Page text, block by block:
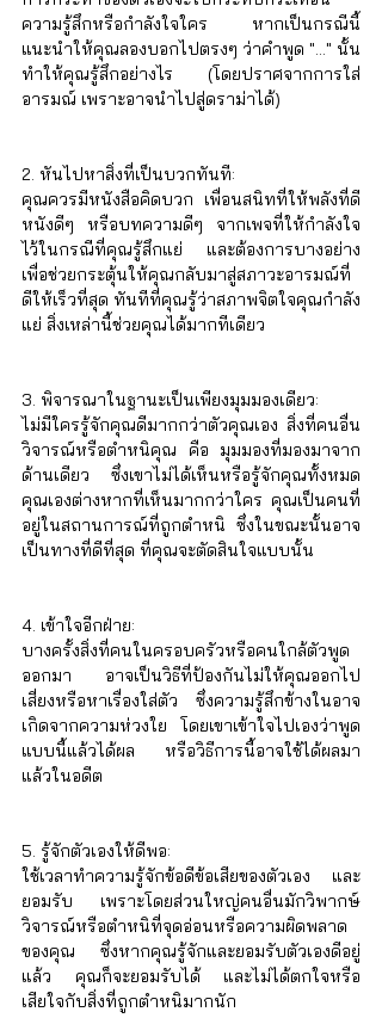
ความรู้สึกหรือกำลังใจใคร หากเป็นกรณีนี้
แนะนำให้คุณลองบอกไปตรงๆ ว่าคำพูด "..." นั้น
ทำให้คุณรู้สึกอย่างไร (โดยปราศจากการใส่
อารมณ์ เพราะอาจนำไปสู่ดราม่าได้)
2. หันไปหาสิ่งที่เป็นบวกทันที:
คุณควรมีหนังสือคิดบวก เพื่อนสนิทที่ให้พลังที่ดี
หนังดีๆ หรือบทความดีๆ จากเพจที่ให้กำลังใจ
ไว้ในกรณีที่คุณรู้สึกแย่ และต้องการบางอย่าง
เพื่อช่วยกระตุ้นให้คุณกลับมาสู่สภาวะอารมณ์ที่
ดีให้เร็วที่สุด ทันทีที่คุณรู้ว่าสภาพจิตใจคุณกำลัง
แย่ สิ่งเหล่านี้ช่วยคุณได้มากทีเดียว
3. พิจารณาในฐานะเป็นเพียงมุมมองเดียว:
ไม่มีใครรู้จักคุณดีมากกว่าตัวคุณเอง สิ่งที่คนอื่น
วิจารณ์หรือตำหนิคุณ คือ มุมมองที่มองมาจาก
ด้านเดียว ซึ่งเขาไม่ได้เห็นหรือรู้จักคุณทั้งหมด
คุณเองต่างหากที่เห็นมากกว่าใคร คุณเป็นคนที่
อยู่ในสถานการณ์ที่ถูกตำหนิ ซึ่งในขณะนั้นอาจ
เป็นทางที่ดีที่สุด ที่คุณจะตัดสินใจแบบนั้น
4. เข้าใจอีกฝ่าย:
บางครั้งสิ่งที่คนในครอบครัวหรือคนใกล้ตัวพูด
ออกมา อาจเป็นวิธีที่ป้องกันไม่ให้คุณออกไป
เสี่ยงหรือหาเรื่องใส่ตัว ซึ่งความรู้สึกข้างในอาจ
เกิดจากความห่วงใย โดยเขาเข้าใจไปเองว่าพูด
แบบนี้แล้วได้ผล หรือวิธีการนี้อาจใช้ได้ผลมา
แล้วในอดีต
5. รู้จักตัวเองให้ดีพอ:
ใช้เวลาทำความรู้จักข้อดีข้อเสียของตัวเอง และ
ยอมรับ เพราะโดยส่วนใหญ่คนอื่นมักวิพากษ์
วิจารณ์หรือตำหนิที่จุดอ่อนหรือความผิดพลาด
ของคุณ ซึ่งหากคุณรู้จักและยอมรับตัวเองดีอยู่
แล้ว คุณก็จะยอมรับได้ และไม่ได้ตกใจหรือ
เสียใจกับสิ่งที่ถูกตำหนิมากนัก